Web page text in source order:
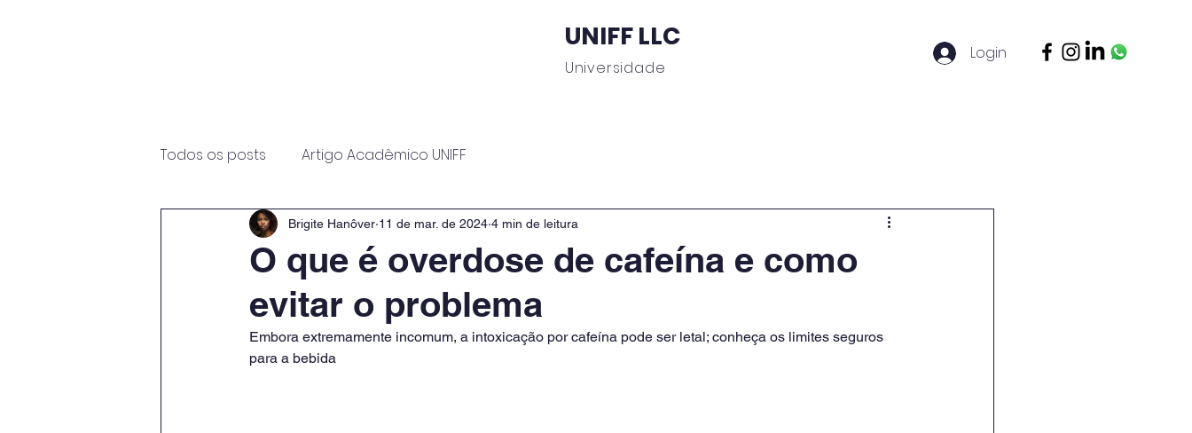
UNIFF LLC
Universidade
Login
Todos os posts Artigo Acadêmico UNIFF
O que é overdose de cafeína e como
evitar o problema
Brigite Hanôver 11 de mar. de 2024 4 min de leitura
Embora extremamente incomum, a intoxicação por cafeína pode ser letal; conheça os limites seguros
para a bebida